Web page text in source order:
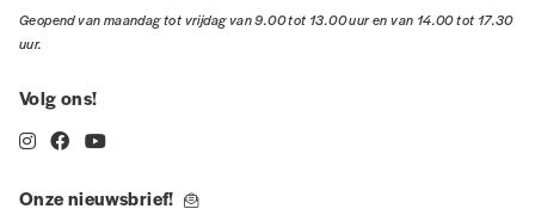
Geopend van maandag tot vrijdag van 9.00 tot 13.00 uur en van 14.00 tot 17.30
uur.
Volg ons!
Onze nieuwsbrief!